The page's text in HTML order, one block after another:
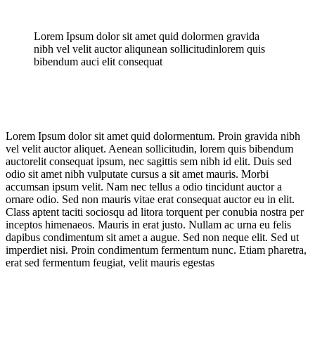
Lorem Ipsum dolor sit amet quid dolormen gravida
nibh vel velit auctor aliqunean sollicitudinlorem quis
bibendum auci elit consequat
Lorem Ipsum dolor sit amet quid dolormentum. Proin gravida nibh
vel velit auctor aliquet. Aenean sollicitudin, lorem quis bibendum
auctorelit consequat ipsum, nec sagittis sem nibh id elit. Duis sed
odio sit amet nibh vulputate cursus a sit amet mauris. Morbi
accumsan ipsum velit. Nam nec tellus a odio tincidunt auctor a
ornare odio. Sed non mauris vitae erat consequat auctor eu in elit.
Class aptent taciti sociosqu ad litora torquent per conubia nostra per
inceptos himenaeos. Mauris in erat justo. Nullam ac urna eu felis
dapibus condimentum sit amet a augue. Sed non neque elit. Sed ut
imperdiet nisi. Proin condimentum fermentum nunc. Etiam pharetra,
erat sed fermentum feugiat, velit mauris egestas